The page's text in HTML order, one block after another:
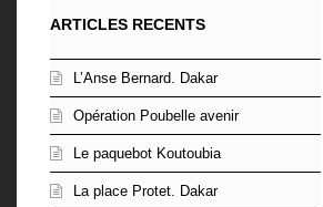
ARTICLES RECENTS
L’Anse Bernard. Dakar
Opération Poubelle avenir
Le paquebot Koutoubia
La place Protet. Dakar